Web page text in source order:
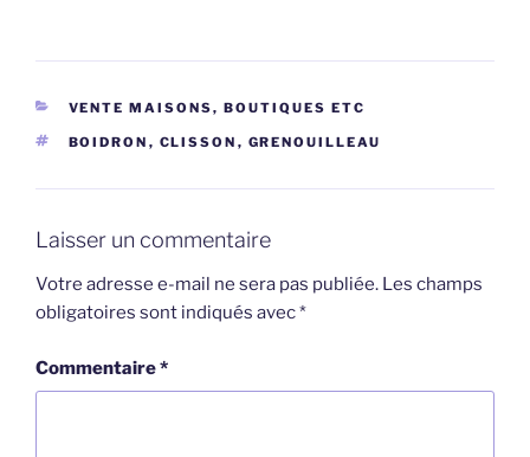
CATÉGORIES
VENTE MAISONS, BOUTIQUES ETC
ÉTIQUETTES
BOIDRON , CLISSON , GRENOUILLEAU
Laisser un commentaire
Votre adresse e-mail ne sera pas publiée. Les champs
obligatoires sont indiqués avec*
Commentaire*